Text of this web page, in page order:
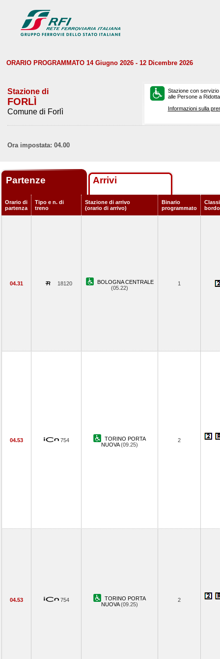
ORARIO PROGRAMMATO 14 Giugno 2026 - 12 Dicembre 2026
Stazione di
FORLÌ
Comune di Forlì
Stazione con
alle Persone a
Informazioni sulla
Ora impostata: 04.00
Partenze Arrivi
Orario di
partenza
Tipo e n. di
treno
Stazione di arrivo
(orario di arrivo)
Binario
programmato
bordo
04.31 18120
BOLOGNA CENTRALE
(05.22)
1
04.53 754
TORINO PORTA
NUOVA(09.25)
2
04.53 754
TORINO PORTA
NUOVA(09.25)
2